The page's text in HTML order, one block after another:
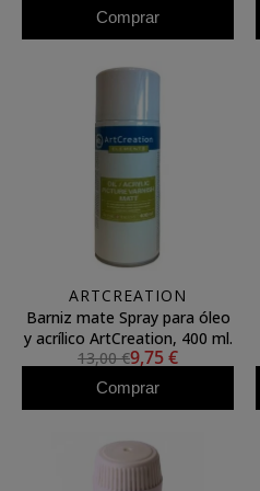
Comprar
ARTCREATION
Barniz mate Spray para óleo
y acrílico ArtCreation, 400 ml.
13,00 €9,75 €
Comprar